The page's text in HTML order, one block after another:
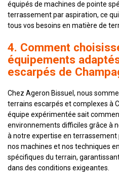
équipés de machines de pointe
terrassement par aspiration, ce
tous vos besoins en matière de
4. Comment
équipements
escarpés de
Chez Ageron Bissuel, nous
terrains escarpés et complexes à
équipe expérimentée sait
environnements difficiles grâce à
à notre expertise en terrassement
nos machines et nos techniques
spécifiques du terrain,
dans des conditions exigeantes.